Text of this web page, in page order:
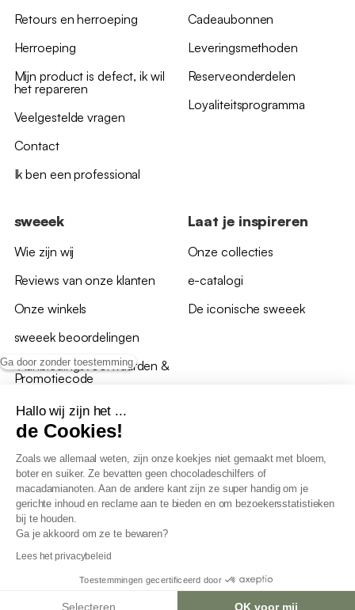
Ga door zonder toestemming
Hallo wij zijn het ...
de Cookies!
Zoals we allemaal weten, zijn onze koekjes niet gemaakt met bloem,
boter en suiker. Ze bevatten geen chocoladeschilfers of
macadamianoten. Aan de andere kant zijn ze super handig om je
gerichte inhoud en reclame aan te bieden en om bezoekersstatistieken
bij te houden.
Ga je akkoord om ze te bewaren?
Lees het privacybeleid
Toestemmingen gecertificeerd door
Selecteren OK voor mij
Retours en herroeping
Herroeping
Mijn product is defect, ik wil
het repareren
Veelgestelde vragen
Contact
Ik ben een professional
Cadeaubonnen
Leveringsmethoden
Reserveonderdelen
Loyaliteitsprogramma
sweeek
Wie zijn wij
Reviews van onze klanten
Onze winkels
sweeek beoordelingen
*Aanbiedingsvoorwaarden &
Promotiecode
Laat je inspireren
Onze collecties
e-catalogi
De iconische sweeek
Algemene verkoopsvoorwaarden
AV loyaliteitsprogramma
Beleid persoonsgegevens
Verklaring inzake toegankelijkheid